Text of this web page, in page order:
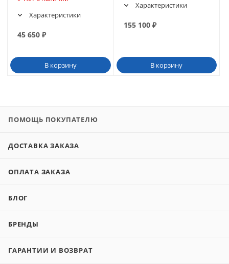
Характеристики
45 650 ₽
В корзину
Характеристики
155 100₽
В корзину
ПОМОЩЬ ПОКУПАТЕЛЮ
ДОСТАВКА ЗАКАЗА
ОПЛАТА ЗАКАЗА
БЛОГ
БРЕНДЫ
ГАРАНТИИ И ВОЗВРАТ